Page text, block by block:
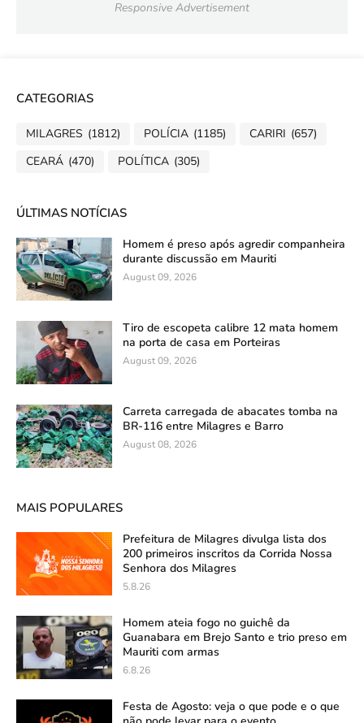
Responsive Advertisement
CATEGORIAS
MILAGRES (1812) POLÍCIA (1185) CARIRI (657)
CEARÁ (470) POLÍTICA (305)
ÚLTIMAS NOTÍCIAS
Homem é preso após agredir companheira
durante discussão em Mauriti
August 09, 2026
Tiro de escopeta calibre 12 mata homem
na porta de casa em Porteiras
August 09, 2026
Carreta carregada de abacates tomba na
BR-116 entre Milagres e Barro
August 08, 2026
MAIS POPULARES
Prefeitura de Milagres divulga lista dos
200 primeiros inscritos da Corrida Nossa
Senhora dos Milagres
5.8.26
Homem ateia fogo no guichê da
Guanabara em Brejo Santo e trio preso em
Mauriti com armas
6.8.26
Festa de Agosto: veja o que pode e o que